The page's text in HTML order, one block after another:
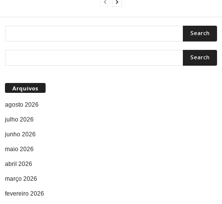
Arquivos
agosto 2026
julho 2026
junho 2026
maio 2026
abril 2026
março 2026
fevereiro 2026